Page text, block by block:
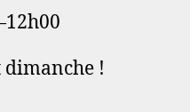
dimanche !